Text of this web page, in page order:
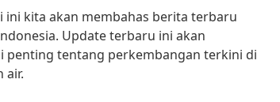
ini kita akan membahas berita terbaru
Update terbaru ini akan
penting tentang perkembangan terkini di
air.